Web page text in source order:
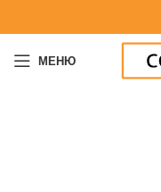
МЕНЮ